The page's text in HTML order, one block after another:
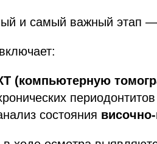
и самый важный этап —
(компьютерную
состояния